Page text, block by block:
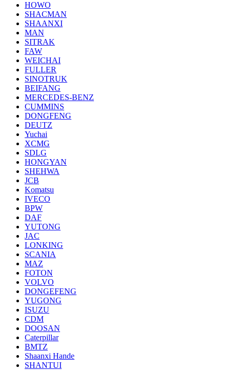
HOWO
SHACMAN
SHAANXI
MAN
SITRAK
FAW
WEICHAI
FULLER
SINOTRUK
BEIFANG
MERCEDES-BENZ
CUMMINS
DONGFENG
DEUTZ
Yuchai
XCMG
SDLG
HONGYAN
SHEHWA
JCB
Komatsu
IVECO
BPW
DAF
YUTONG
JAC
LONKING
SCANIA
MAZ
FOTON
VOLVO
DONGEFENG
YUGONG
ISUZU
CDM
DOOSAN
Caterpillar
BMTZ
Shaanxi Hande
SHANTUI